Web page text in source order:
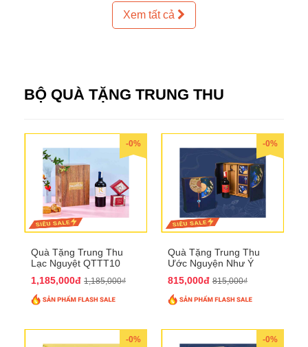
Xem tất cả
BỘ QUÀ TẶNG TRUNG THU
-0%
Quà Tặng Trung Thu
Lạc Nguyệt QTTT10
1,185,000đ 1,185,000₫
-0%
Quà Tặng Trung Thu
Ước Nguyện Như Ý
815,000đ 815,000₫
-0% -0%